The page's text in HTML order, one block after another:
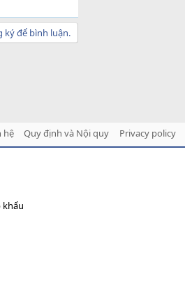
ký để bình luận.
hệ Quy định và Nội quy Privacy policy